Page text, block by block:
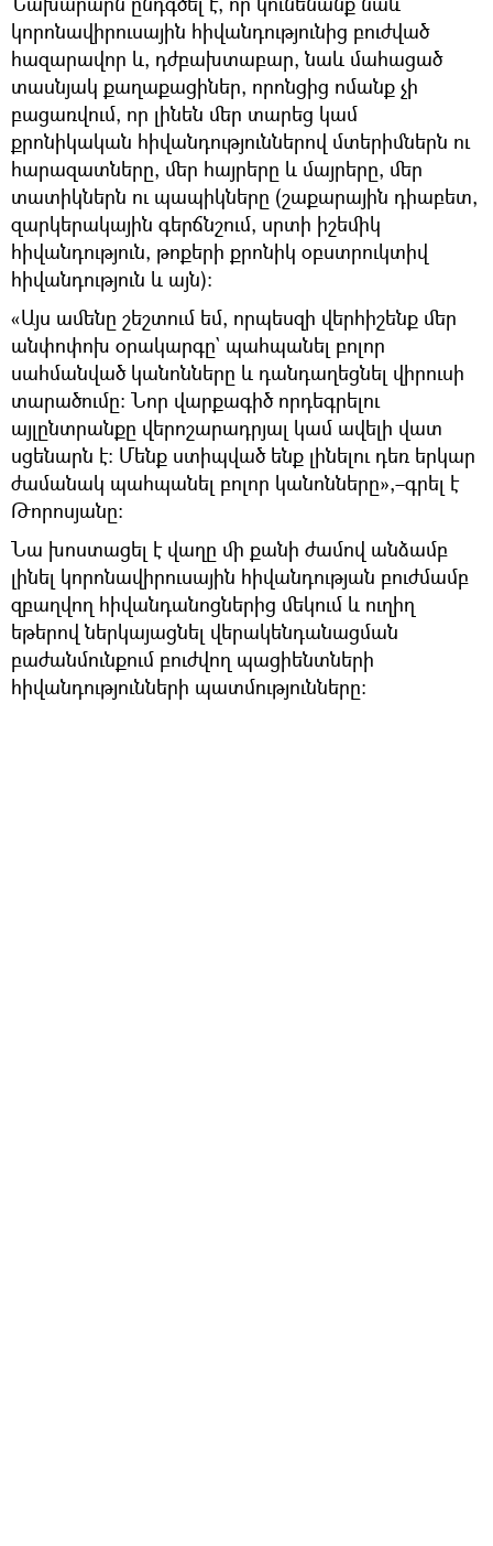
կորոնավիրուսային հիվանդությունից բուժված
հազարավոր և, դժբախտաբար, նաև մահացած
տասնյակ քաղաքացիներ, որոնցից ոմանք չի
բացառվում, որ լինեն մեր տարեց կամ
քրոնիկական հիվանդություններով մտերիմներն ու
հարազատները, մեր հայրերը և մայրերը, մեր
տատիկներն ու պապիկները (շաքարային դիաբետ,
զարկերակային գերճնշում, սրտի իշեմիկ
հիվանդություն, թոքերի քրոնիկ օբստրուկտիվ
հիվանդություն և այն):
«Այս ամենը շեշտում եմ, որպեսզի վերհիշենք մեր
անփոփոխ օրակարգը` պահպանել բոլոր
սահմանված կանոնները և դանդաղեցնել վիրուսի
տարածումը: Նոր վարքագիծ որդեգրելու
այլընտրանքը վերոշարադրյալ կամ ավելի վատ
սցենարն է: Մենք ստիպված ենք լինելու դեռ երկար
ժամանակ պահպանել բոլոր կանոնները»,–գրել է
Թորոսյանը:
Նա խոստացել է վաղը մի քանի ժամով անձամբ
լինել կորոնավիրուսային հիվանդության բուժմամբ
զբաղվող հիվանդանոցներից մեկում և ուղիղ
եթերով ներկայացնել վերակենդանացման
բաժանմունքում բուժվող պացիենտների
հիվանդությունների պատմությունները: